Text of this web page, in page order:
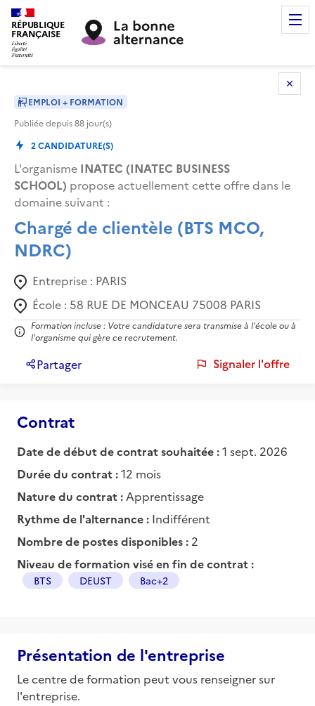
RÉPUBLIQUE
FRANÇAISE
EMPLOI + FORMATION
Publiée depuis88 jour(s)
2CANDIDATURE(S)
L'organisme INATEC (INATEC BUSINESS
SCHOOL) propose actuellement cette offre dans le
domaine suivant :
Chargé de clientèle (BTS MCO,
NDRC)
Entreprise : PARIS
École : 58 RUE DE MONCEAU 75008 PARIS
Formation incluse : Votre candidature sera transmise à l'école ou à
l'organisme qui gère ce recrutement.
Partager Signaler l'offre
Contrat
Date de début de contrat souhaitée :1 sept. 2026
Durée du contrat :12 mois
Nature du contrat : Apprentissage
Rythme de l'alternance : Indifférent
Nombre de postes disponibles : 2
Niveau de formation visé en fin de contrat :
BTS DEUST Bac+2
Présentation de l'entreprise
Le centre de formation peut vous renseigner sur
l'entreprise.